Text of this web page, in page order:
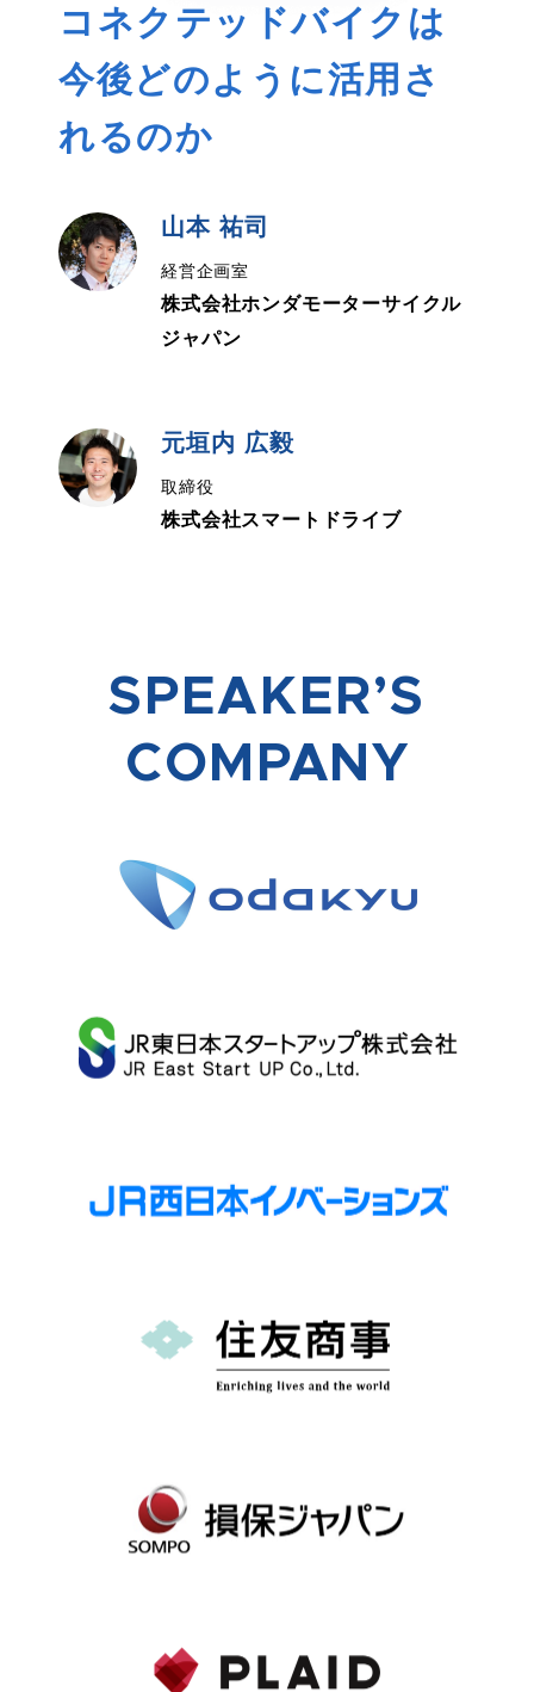
コネクテッドバイクは
今後どのように活用さ
れるのか
山本 祐司
経営企画室
株式会社ホンダモーターサイクル
ジャパン
元垣内 広毅
取締役
株式会社スマートドライブ
SPEAKER’S
COMPANY